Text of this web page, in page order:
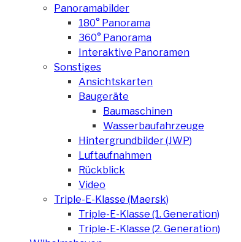
Panoramabilder
180° Panorama
360° Panorama
Interaktive Panoramen
Sonstiges
Ansichtskarten
Baugeräte
Baumaschinen
Wasserbaufahrzeuge
Hintergrundbilder (JWP)
Luftaufnahmen
Rückblick
Video
Triple-E-Klasse (Maersk)
Triple-E-Klasse (1. Generation)
Triple-E-Klasse (2. Generation)